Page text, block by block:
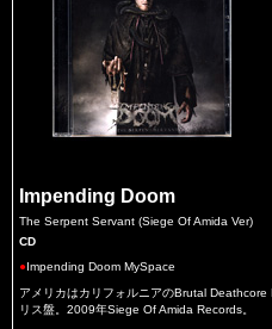
Impending Doom
The Serpent Servant (Siege Of Amida Ver)
CD
●Impending Doom MySpace
アメリカはカリフォルニアのBrutal
リス盤。2009年Siege Of Amida Records。